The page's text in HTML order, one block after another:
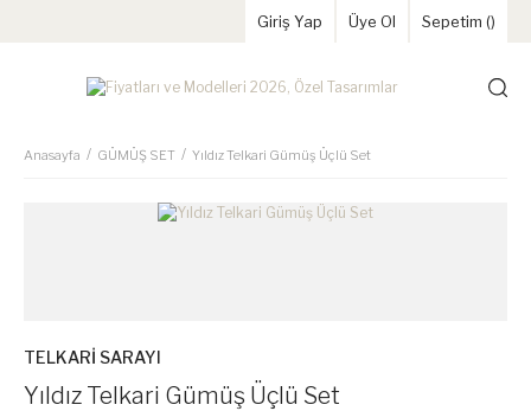
Giriş Yap Üye Ol Sepetim ()
Anasayfa GÜMÜŞ SET Yıldız Telkari Gümüş Üçlü Set
TELKARİ SARAYI
Yıldız Telkari Gümüş Üçlü Set